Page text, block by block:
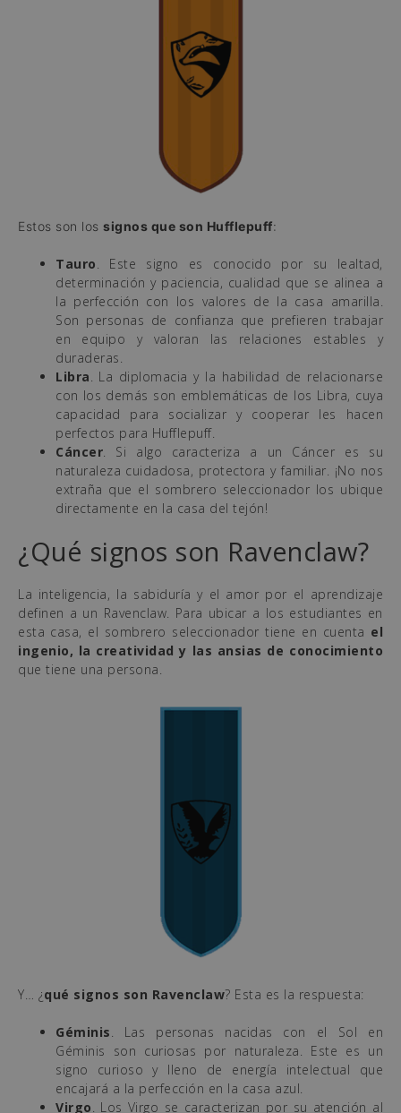
Estos son los signos que son Hufflepuff:
Tauro. Este signo es conocido por su lealtad,
determinación y paciencia, cualidad que se alinea a
la perfección con los valores de la casa amarilla.
Son personas de confianza que prefieren trabajar
en equipo y valoran las relaciones estables y
duraderas.
Libra. La diplomacia y la habilidad de relacionarse
con los demás son emblemáticas de los Libra, cuya
capacidad para socializar y cooperar les hacen
perfectos para Hufflepuff.
Cáncer. Si algo caracteriza a un Cáncer es su
naturaleza cuidadosa, protectora y familiar. ¡No nos
extraña que el sombrero seleccionador los ubique
directamente en la casa del tejón!
¿Qué signos son Ravenclaw?
La inteligencia, la sabiduría y el amor por el aprendizaje
definen a un Ravenclaw. Para ubicar a los estudiantes en
esta casa, el sombrero seleccionador tiene en cuenta el
ingenio, la creatividad y las ansias de conocimiento
que tiene una persona.
Y… ¿qué signos son Ravenclaw? Esta es la respuesta:
Géminis. Las personas nacidas con el Sol en
Géminis son curiosas por naturaleza. Este es un
signo curioso y lleno de energía intelectual que
encajará a la perfección en la casa azul.
Virgo. Los Virgo se caracterizan por su atención al